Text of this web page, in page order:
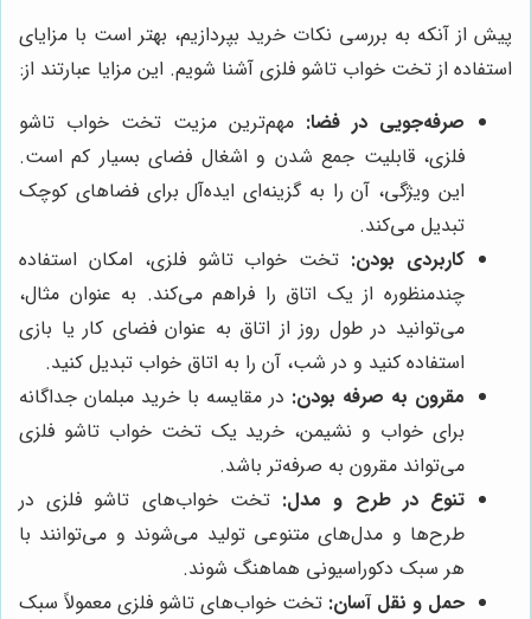
پیش از آنکه به بررسی نکات خرید بپردازیم، بهتر است با مزایای
استفاده از تخت خواب تاشو فلزی آشنا شویم. این مزایا عبارتند از:
صرفه‌جویی در فضا: مهم‌ترین مزیت تخت خواب تاشو
فلزی، قابلیت جمع شدن و اشغال فضای بسیار کم است.
این ویژگی، آن را به گزینه‌ای ایده‌آل برای فضاهای کوچک
تبدیل می‌کند.
کاربردی بودن: تخت خواب تاشو فلزی، امکان استفاده
چندمنظوره از یک اتاق را فراهم می‌کند. به عنوان مثال،
می‌توانید در طول روز از اتاق به عنوان فضای کار یا بازی
استفاده کنید و در شب، آن را به اتاق خواب تبدیل کنید.
مقرون به صرفه بودن: در مقایسه با خرید مبلمان جداگانه
برای خواب و نشیمن، خرید یک تخت خواب تاشو فلزی
می‌تواند مقرون به صرفه‌تر باشد.
تنوع در طرح و مدل: تخت خواب‌های تاشو فلزی در
طرح‌ها و مدل‌های متنوعی تولید می‌شوند و می‌توانند با
هر سبک دکوراسیونی هماهنگ شوند.
حمل و نقل آسان: تخت خواب‌های تاشو فلزی معمولاً سبک